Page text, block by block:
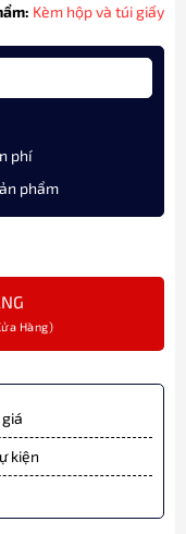
Kèm hộp và túi giấy
phí
phẩm
kiện